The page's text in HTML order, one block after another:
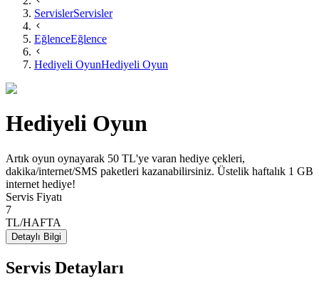
ServislerServisler
EğlenceEğlence
Hediyeli OyunHediyeli Oyun
Hediyeli Oyun
Artık oyun oynayarak 50 TL'ye varan hediye çekleri,
dakika/internet/SMS paketleri kazanabilirsiniz. Üstelik haftalık 1 GB
internet hediye!
Servis Fiyatı
7
TL/HAFTA
Detaylı Bilgi
Servis Detayları